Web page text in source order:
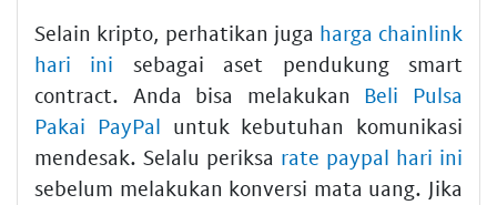
Selain kripto, perhatikan juga harga chainlink
hari ini sebagai aset pendukung smart
contract. Anda bisa melakukan Beli Pulsa
Pakai PayPal untuk kebutuhan komunikasi
mendesak. Selalu periksa rate paypal hari ini
sebelum melakukan konversi mata uang. Jika